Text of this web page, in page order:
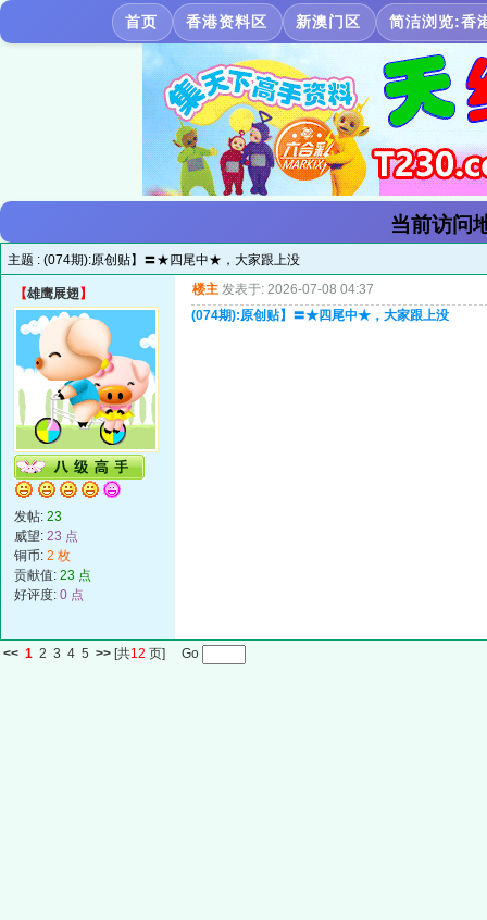
首页 香港资料区 新澳门区 简洁浏览:香
当前访问
主题 : (074期):原创贴】〓★四尾中★，大家跟上没
【雄鹰展翅 】
发帖: 23
威望: 23 点
铜币: 2 枚
贡献值: 23 点
好评度: 0 点
楼主 发表于: 2026-07-08 04:37
(074期):原创贴】〓★四尾中★，大家跟上没
<< 1 2 3 4 5 >> [共12 页] Go